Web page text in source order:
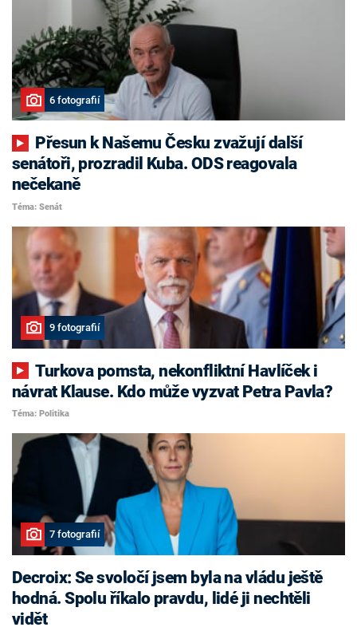
6 fotografií
senátoři, prozradil Kuba. ODS reagovala
nečekaně
Téma: Senát
9 fotografií
Turkova pomsta, nekonfliktní Havlíček i
návrat Klause. Kdo může vyzvat Petra Pavla?
Téma: Politika
7 fotografií
Decroix: Se svoločí jsem byla na vládu ještě
hodná. Spolu říkalo pravdu, lidé ji nechtěli
vidět